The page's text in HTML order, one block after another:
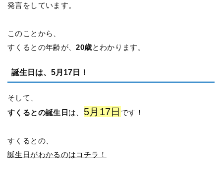
発言をしています。
このことから、
すくるとの年齢が、20歳とわかります。
誕生日は、5月17日！
そして、
すくるとの誕生日 は、 5月17日 です！
すくるとの、
誕生日がわかるのはコチラ！